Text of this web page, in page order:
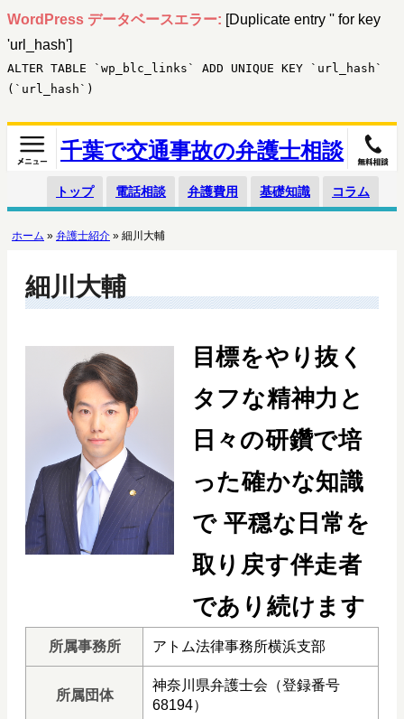
WordPress データベースエラー: [Duplicate entry '' for key
'url_hash']
ALTER TABLE `wp_blc_links` ADD UNIQUE KEY `url_hash`
(`url_hash`)
千葉で交通事故の弁護士相談
トップ 電話相談 弁護費用 基礎知識 コラム
ホーム » 弁護士紹介 » 細川大輔
細川大輔
目標をやり抜く
タフな精神力と
日々の研鑽で培
った確かな知識
で平穏な日常を
取り戻す伴走者
であり続けます
所属事務所 アトム法律事務所横浜支部
所属団体
神奈川県弁護士会（登録番号
68194）